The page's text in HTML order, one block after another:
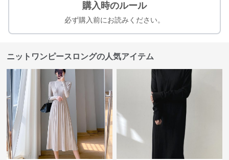
購入時のルール
必ず購入前にお読みください。
ニットワンピースロングの人気アイテム